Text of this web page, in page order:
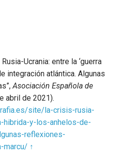
Ucrania: entre la ‘guerra
integración atlántica. Algunas
Asociación Española de
abril de 2021).
site/la-crisis-rusia-
hibrida-y-los-anhelos-de-
reflexiones-
marcu/ ↑